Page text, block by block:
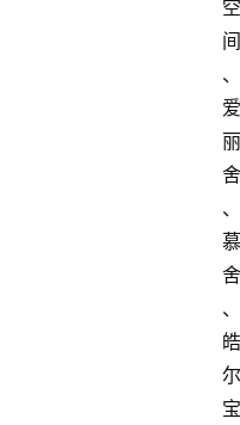
空
间
、
爱
丽
舍
、
慕
舍
、
皓
尔
宝